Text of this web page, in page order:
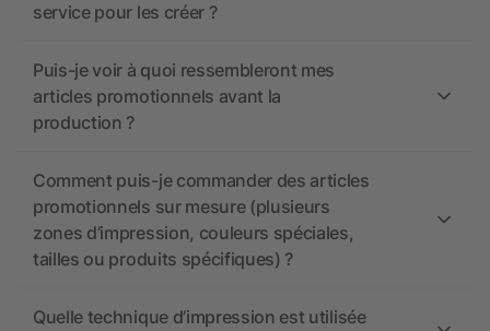
service pour les créer ?
Puis-je voir à quoi ressembleront mes
articles promotionnels avant la
production ?
Comment puis-je commander des articles
promotionnels sur mesure (plusieurs
zones d’impression, couleurs spéciales,
tailles ou produits spécifiques) ?
Quelle technique d’impression est utilisée